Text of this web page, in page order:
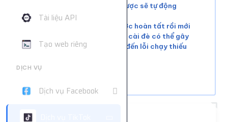
Tài liệu API
Tạo web riêng
DỊCH VỤ
Dịch vụ Facebook
Các đơn lỗi không chạy được sẽ tự động
hoàn tiền
Vui lòng đợi đơn hàng trước hoàn tất rồi mới
tiếp tục cài đơn mới. Việc cài đè có thể gây
xung đột tài nguyên, dẫn đến lỗi chạy thiếu
Tìm nhanh dịch vụ